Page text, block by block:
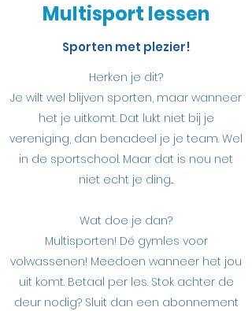
Multisport lessen
Sporten met plezier!
Herken je dit?
Je wilt wel blijven sporten, maar wanneer
het je uitkomt. Dat lukt niet bij je
vereniging, dan benadeel je je team. Wel
in de sportschool. Maar dat is nou net
niet echt je ding...
Wat doe je dan?
Multisporten! Dé gymles voor
volwassenen! Meedoen wanneer het jou
uit komt. Betaal per les. Stok achter de
deur nodig? Sluit dan een abonnement